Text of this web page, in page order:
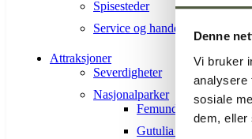
Denne
Vi bruker
analysere
sosiale
dem, eller
Spisesteder
Service og handel
Attraksjoner
Severdigheter
Nasjonalparker
Femundsmarka
Gutulia nasjonalpark